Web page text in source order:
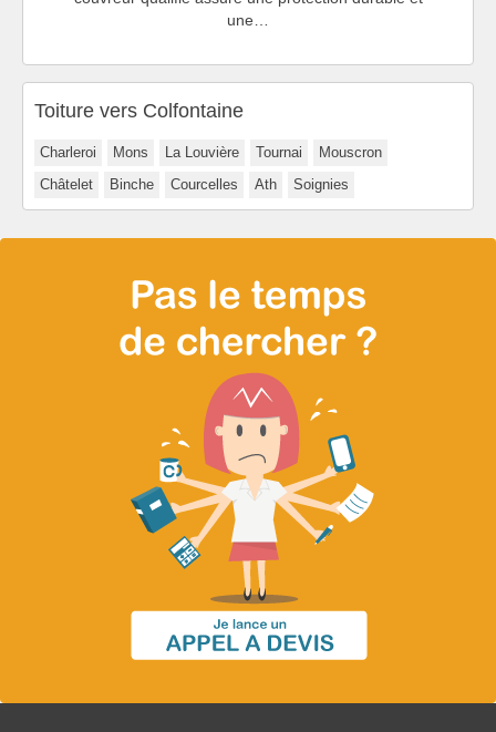
une…
Toiture vers Colfontaine
Charleroi Mons La Louvière Tournai
Mouscron
Châtelet
Binche Courcelles Ath Soignies